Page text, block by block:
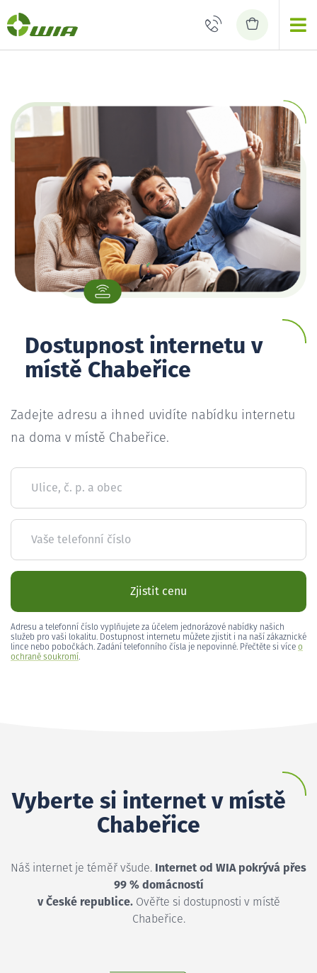
Dostupnost internetu v
místě Chabeřice
Zadejte adresu a ihned uvidíte nabídku internetu
na doma v místě Chabeřice.
Ulice, č. p. a obec
Vaše telefonní číslo
Zjistit cenu
Adresu a telefonní číslo vyplňujete za účelem jednorázové nabídky našich
služeb pro vaši lokalitu. Dostupnost internetu můžete zjistit i na naší zákaznické
lince nebo pobočkách. Zadání telefonního čísla je nepovinné. Přečtěte si více o
ochraně soukromí.
Vyberte si internet v místě
Chabeřice
Náš internet je téměř všude. Internet od WIA pokrývá přes
99 % domácností
v České republice.Ověřte si dostupnosti v místě
Chabeřice.